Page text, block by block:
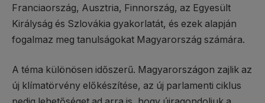
Franciaország, Ausztria, Finnország, az Egyesült
Királyság és Szlovákia gyakorlatát, és ezek alapján
fogalmaz meg tanulságokat Magyarország számára.
A téma különösen időszerű. Magyarországon zajlik az
új klímatörvény előkészítése, az új parlamenti ciklus